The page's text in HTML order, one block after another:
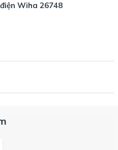
26748, 26751, 26754.
loại 1000V AC.
Wiha 26748